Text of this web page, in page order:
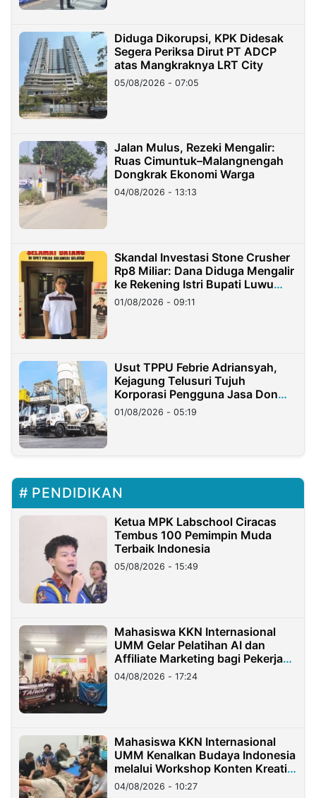
Diduga Dikorupsi, KPK Didesak
Segera Periksa Dirut PT ADCP
atas Mangkraknya LRT City
05/08/2026 - 07:05
Jalan Mulus, Rezeki Mengalir:
Ruas Cimuntuk–Malangnengah
Dongkrak Ekonomi Warga
04/08/2026 - 13:13
Skandal Investasi Stone Crusher
Rp8 Miliar: Dana Diduga Mengalir
ke Rekening Istri Bupati Luwu
Timur
01/08/2026 - 09:11
Usut TPPU Febrie Adriansyah,
Kejagung Telusuri Tujuh
Korporasi Pengguna Jasa Don
Ritto
01/08/2026 - 05:19
PENDIDIKAN
Ketua MPK Labschool Ciracas
Tembus 100 Pemimpin Muda
Terbaik Indonesia
05/08/2026 - 15:49
Mahasiswa KKN Internasional
UMM Gelar Pelatihan AI dan
Affiliate Marketing bagi Pekerja
Migran Indonesia di Taiwan
04/08/2026 - 17:24
Mahasiswa KKN Internasional
UMM Kenalkan Budaya Indonesia
melalui Workshop Konten Kreatif
di Taiwan
04/08/2026 - 10:27